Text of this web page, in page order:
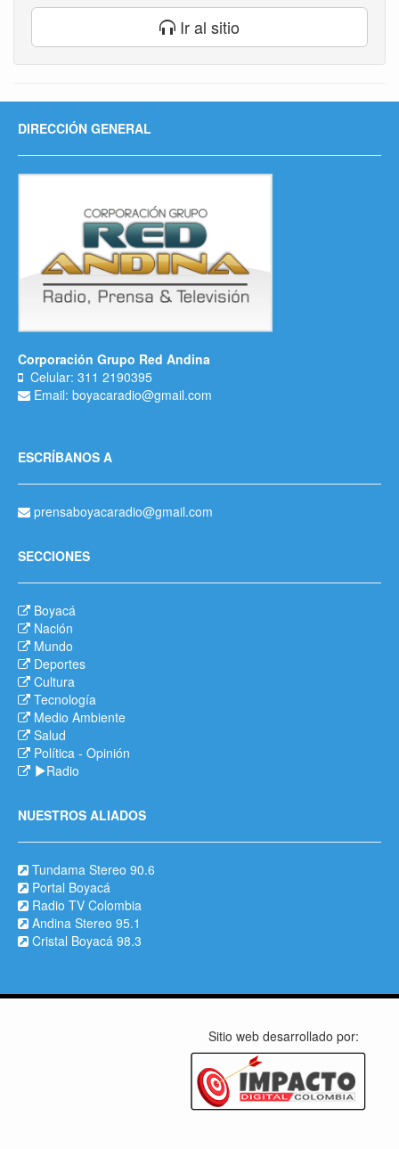
Ir al sitio
DIRECCIÓN GENERAL
Corporación Grupo Red Andina
Celular: 311 2190395
Email: boyacaradio@gmail.com
ESCRÍBANOS A
prensaboyacaradio@gmail.com
SECCIONES
Boyacá
Nación
Mundo
Deportes
Cultura
Tecnología
Medio Ambiente
Salud
Política - Opinión
Radio
NUESTROS ALIADOS
Tundama Stereo 90.6
Portal Boyacá
Radio TV Colombia
Andina Stereo 95.1
Cristal Boyacá 98.3
Sitio web desarrollado por: